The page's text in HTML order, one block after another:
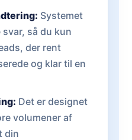
Systemet
så du kun
der rent
og klar til en
Det er designet
volumener af
din